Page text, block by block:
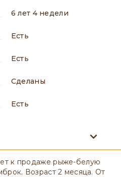
6 лет 4 недели
есть
есть
сделаны
есть
к продаже рыже-белую
Возраст 2 месяца. От